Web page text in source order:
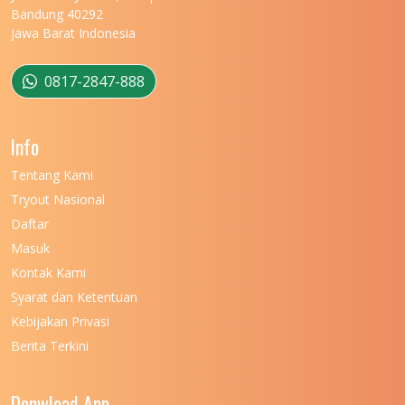
UNIVERSITAS MATARAM
UNIVERSITAS MULAWARMAN
UNIVERSITAS MUSAMUS
UNIVERSITAS NEGERI KHAIRUN
UNIVERSITAS NEGERI MANADO
UNIVERSITAS NEGERI MEDAN
UNIVERSITAS NEGERI PADANG
Bandung 40292
Jawa Barat Indonesia
0817-2847-888
Info
Tentang Kami
Tryout Nasional
Daftar
Masuk
Kontak Kami
Syarat dan Ketentuan
Kebijakan Privasi
Berita Terkini